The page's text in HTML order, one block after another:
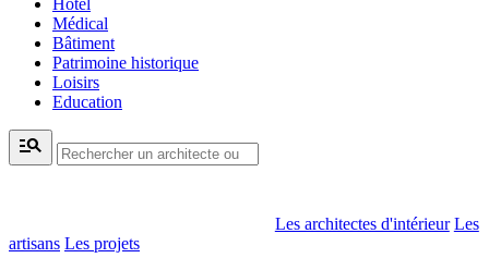
Hôtel
Médical
Bâtiment
Patrimoine historique
Loisirs
Education
manage_search
Les architectes d'intérieur Les
artisans Les projets